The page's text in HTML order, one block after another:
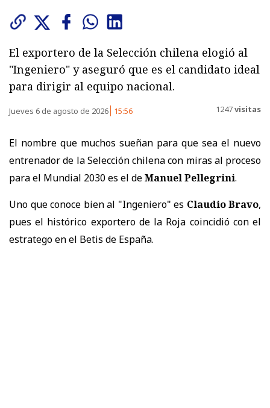
El exportero de la Selección chilena elogió al
"Ingeniero" y aseguró que es el candidato ideal
para dirigir al equipo nacional.
Jueves 6 de agosto de 2026 15:56 1247visitas
El nombre que muchos sueñan para que sea el nuevo
entrenador de la Selección chilena con miras al proceso
para el Mundial 2030 es el deManuel Pellegrini.
Uno que conoce bien al "Ingeniero" es Claudio Bravo,
pues el histórico exportero de la Roja coincidió con el
estratego en el Betis de España.